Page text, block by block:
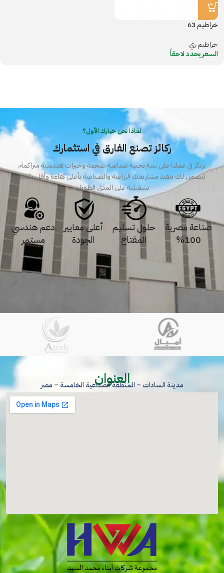
خراطيم 63
خراطيم ري
السعر يحدد لاحقاً
لماذا نحن خيارك الأول؟
ركائز تصنع الفارق في استثمارك
نرتكز في عملنا على بنية تحتية صناعية ضخمة وخبرات هندسية متراكمة،
لنضمن لك تنفيذ مشاريعك الزراعية والصناعية بأعلى كفاءة وأقل تكلفة
تشغيلية على المدى الطويل.
صناعة مصرية
100%
حلول تسليم
المفتاح
أعلى معايير
الجودة
دعم هندسي
مستمر
العنوان
مدينة السادات – المنطقة الصناعية الخامسة – مصر